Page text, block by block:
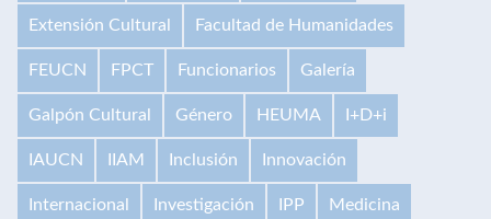
Extensión Cultural Facultad de Humanidades
FEUCN FPCT Funcionarios Galería
Galpón Cultural Género HEUMA I+D+i
IAUCN IIAM Inclusión Innovación
Internacional Investigación IPP Medicina